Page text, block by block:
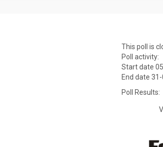
This poll is
Poll activity:
Start date
End date
Poll Results: